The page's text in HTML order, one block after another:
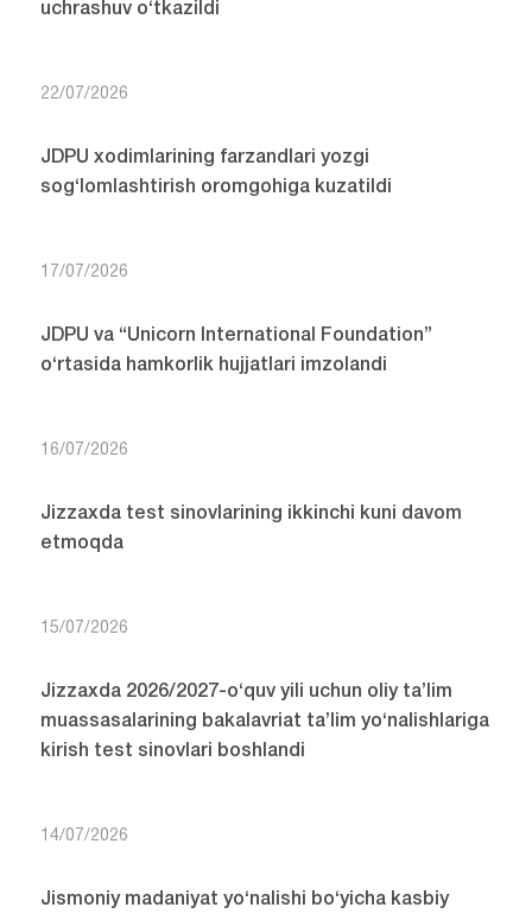
uchrashuv o‘tkazildi
22/07/2026
JDPU xodimlarining farzandlari yozgi
sog‘lomlashtirish oromgohiga kuzatildi
17/07/2026
JDPU va “Unicorn International Foundation”
o‘rtasida hamkorlik hujjatlari imzolandi
16/07/2026
Jizzaxda test sinovlarining ikkinchi kuni davom
etmoqda
15/07/2026
Jizzaxda 2026/2027-o‘quv yili uchun oliy ta’lim
muassasalarining bakalavriat ta’lim yo‘nalishlariga
kirish test sinovlari boshlandi
14/07/2026
Jismoniy madaniyat yo‘nalishi bo‘yicha kasbiy